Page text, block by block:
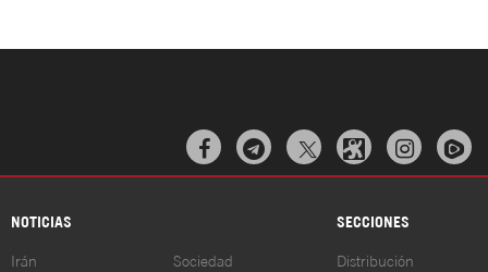
  
NOTICIAS SECCIONES
Irán Sociedad Distribución